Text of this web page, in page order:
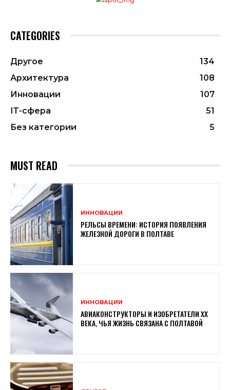
CATEGORIES
Другое
134
Архитектура
108
Инновации
107
ІТ-сфера
51
Без категории
5
MUST READ
ИННОВАЦИИ
РЕЛЬСЫ ВРЕМЕНИ: ИСТОРИЯ ПОЯВЛЕНИЯ
ЖЕЛЕЗНОЙ ДОРОГИ В ПОЛТАВЕ
ИННОВАЦИИ
АВИАКОНСТРУКТОРЫ И ИЗОБРЕТАТЕЛИ XX
ВЕКА, ЧЬЯ ЖИЗНЬ СВЯЗАНА С ПОЛТАВОЙ